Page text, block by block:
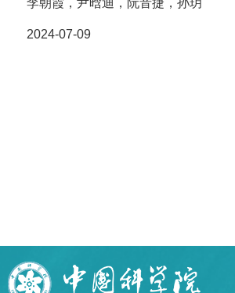
李朝霞，尹晗迪，阮音捷，孙玥
2024-07-09